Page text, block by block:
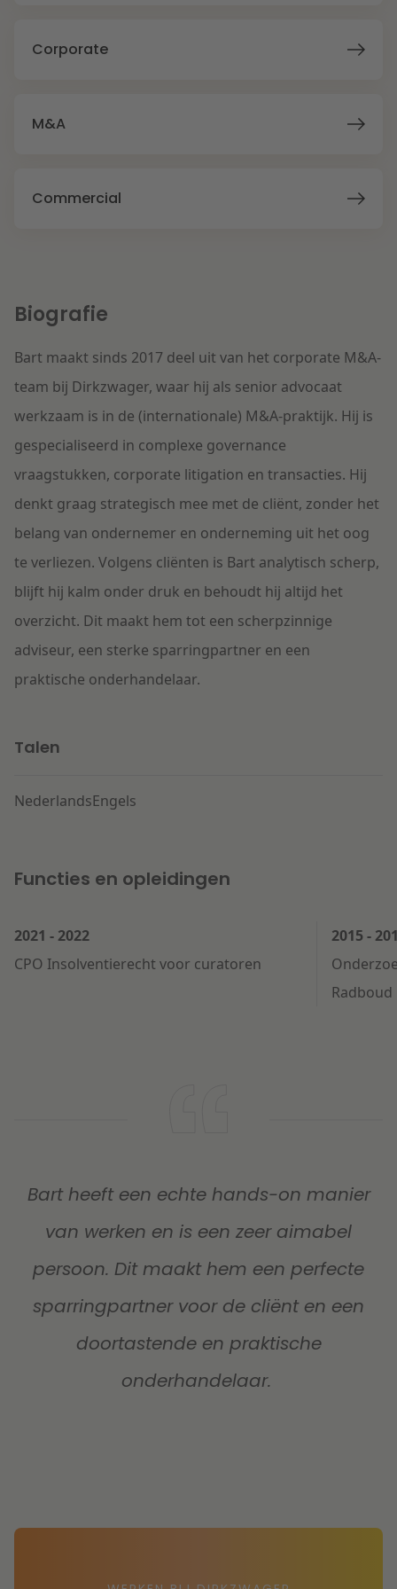
Corporate
M&A
Commercial
Biografie
Bart maakt sinds 2017 deel uit van het corporate M&A-
team bij Dirkzwager, waar hij als senior advocaat
werkzaam is in de (internationale) M&A-praktijk. Hij is
gespecialiseerd in complexe governance
vraagstukken, corporate litigation en transacties. Hij
denkt graag strategisch mee met de cliënt, zonder het
belang van ondernemer en onderneming uit het oog
te verliezen. Volgens cliënten is Bart analytisch scherp,
blijft hij kalm onder druk en behoudt hij altijd het
overzicht. Dit maakt hem tot een scherpzinnige
adviseur, een sterke sparringpartner en een
praktische onderhandelaar.
Talen
NederlandsEngels
Functies en opleidingen
2021 - 2022
CPO Insolventierecht voor curatoren
2015 -
Bart heeft een echte hands-on manier
van werken en is een zeer aimabel
persoon. Dit maakt hem een perfecte
sparringpartner voor de cliënten een
doortastende en praktische
onderhandelaar.